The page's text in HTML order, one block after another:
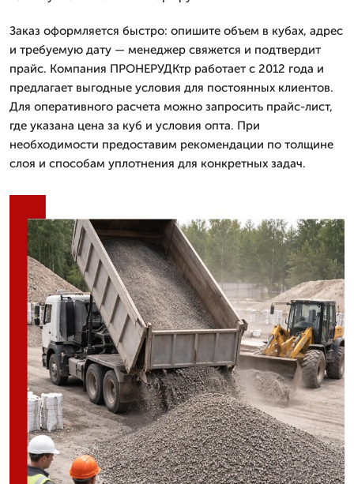
Заказ оформляется быстро: опишите объем в кубах, адрес
и требуемую дату — менеджер свяжется и подтвердит
прайс. Компания ПРОНЕРУДКтр работает с 2012 года и
предлагает выгодные условия для постоянных клиентов.
Для оперативного расчета можно запросить прайс-лист,
где указана цена за куб и условия опта. При
необходимости предоставим рекомендации по толщине
слоя и способам уплотнения для конкретных задач.